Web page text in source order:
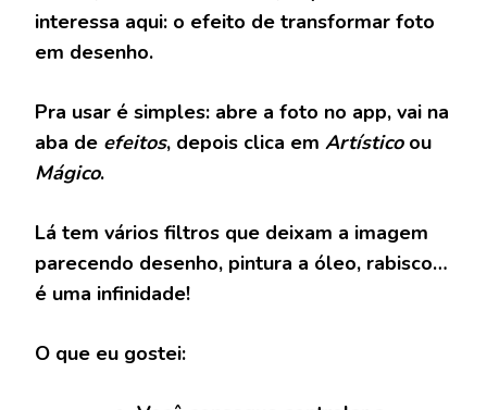
interessa aqui: o efeito de transformar foto
em desenho.
Pra usar é simples: abre a foto no app, vai na
aba de efeitos, depois clica em Artísticoou
Mágico.
Lá tem vários filtros que deixam a imagem
parecendo desenho, pintura a óleo, rabisco…
é uma infinidade!
O que eu gostei: